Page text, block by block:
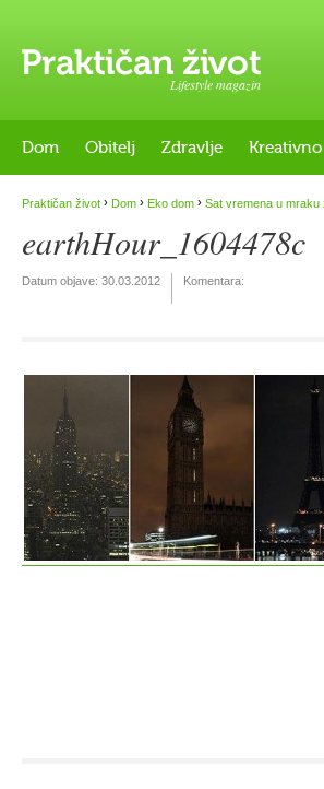
Lifestyle magazin
Dom Obitelj Zdravlje Kreativno
Praktičan život › Dom › Eko dom › Sat vremena u mraku
earthHour_1604478c
Datum objave: 30.03.2012 Komentara: